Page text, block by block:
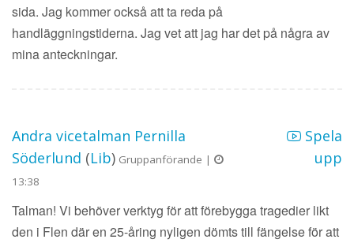
sida. Jag kommer också att ta reda på
handläggningstiderna. Jag vet att jag har det på några av
mina anteckningar.
Andra vicetalman Pernilla
Söderlund (Lib) Gruppanförande |
13:38
Spela
upp
Talman! Vi behöver verktyg för att förebygga tragedier likt
den i Flen där en 25-åring nyligen dömts till fängelse för att